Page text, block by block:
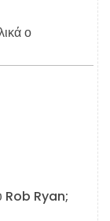
ο
Rob Ryan;